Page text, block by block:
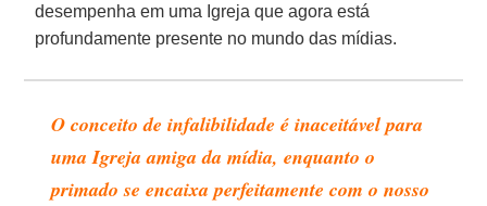
desempenha em uma Igreja que agora está
profundamente presente no mundo das mídias.
O conceito de infalibilidade é inaceitável para
uma Igreja amiga da mídia, enquanto o
primado se encaixa perfeitamente com o nosso